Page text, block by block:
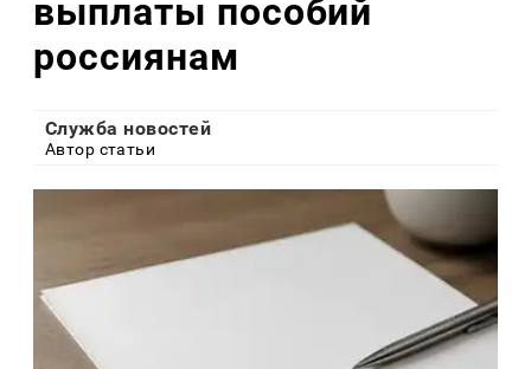
выплаты пособий
россиянам
Служба новостей
Автор статьи